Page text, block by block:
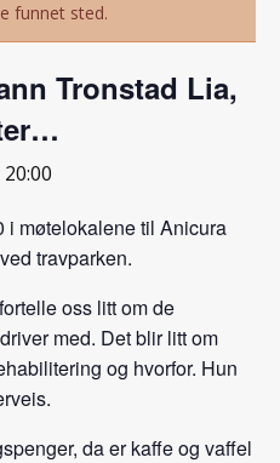
funnet sted.
Tronstad Lia,
20:00
i møtelokalene til Anicura
travparken.
oss litt om de
med. Det blir litt om
og hvorfor. Hun
da er kaffe og vaffel